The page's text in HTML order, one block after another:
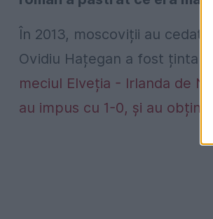
În 2013, moscoviții au cedat,
Ovidiu Hațegan a fost ținta
meciul Elveția - Irlanda de
au impus cu 1-0, și au